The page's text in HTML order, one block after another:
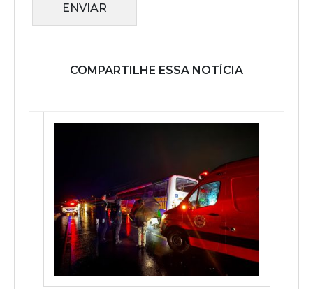
ENVIAR
COMPARTILHE ESSA NOTÍCIA